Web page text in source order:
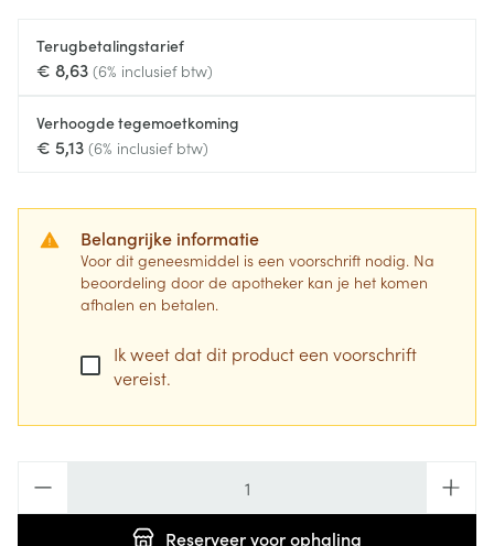
Terugbetalingstarief
€ 8,63 (6% inclusief btw)
Verhoogde tegemoetkoming
€ 5,13 (6% inclusief btw)
Belangrijke informatie
Voor dit geneesmiddel is een voorschrift nodig. Na
beoordeling door de apotheker kan je het komen
afhalen en betalen.
Ik weet dat dit product een voorschrift
vereist.
Reserveervoor ophaling